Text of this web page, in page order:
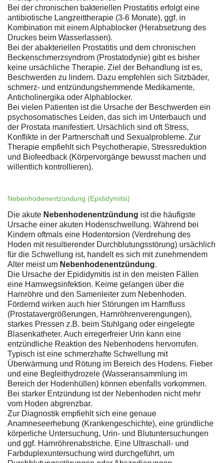
Bei der chronischen bakteriellen Prostatitis erfolgt eine
antibiotische Langzeittherapie (3-6 Monate), ggf. in
Kombination mit einem Alphablocker (Herabsetzung des
Druckes beim Wasserlassen).
Bei der abakteriellen Prostatitis und dem chronischen
Beckenschmerzsyndrom (Prostatodynie) gibt es bisher
keine ursächliche Therapie. Ziel der Behandlung ist es,
Beschwerden zu lindern. Dazu empfehlen sich Sitzbäder,
schmerz- und entzündungshemmende Medikamente,
Anticholinergika oder Alphablocker.
Bei vielen Patienten ist die Ursache der Beschwerden ein
psychosomatisches Leiden, das sich im Unterbauch und
der Prostata manifestiert. Ursächlich sind oft Stress,
Konflikte in der Partnerschaft und Sexualprobleme. Zur
Therapie empfiehlt sich Psychotherapie, Stressreduktion
und Biofeedback (Körpervorgänge bewusst machen und
willentlich kontrollieren).
Nebenhodenentzündung (Epididymitis)
Die akute Nebenhodenentzündung ist die häufigste
Ursache einer akuten Hodenschwellung. Während bei
Kindern oftmals eine Hodentorsion (Verdrehung des
Hoden mit resultierender Durchblutungsstörung) ursächlich
für die Schwellung ist, handelt es sich mit zunehmendem
Alter meist um Nebenhodenentzündung.
Die Ursache der Epididymitis ist in den meisten Fällen
eine Harnwegsinfektion. Keime gelangen über die
Harnröhre und den Samenleiter zum Nebenhoden.
Fördernd wirken auch hier Störungen im Harnfluss
(Prostatavergrößerungen, Harnröhrenverengungen),
starkes Pressen z.B. beim Stuhlgang oder eingelegte
Blasenkatheter. Auch erregerfreier Urin kann eine
entzündliche Reaktion des Nebenhodens hervorrufen.
Typisch ist eine schmerzhafte Schwellung mit
Überwärmung und Rötung im Bereich des Hodens. Fieber
und eine Begleithydrozele (Wasseransammlung im
Bereich der Hodenhüllen) können ebenfalls vorkommen.
Bei starker Entzündung ist der Nebenhoden nicht mehr
vom Hoden abgrenzbar.
Zur Diagnostik empfiehlt sich eine genaue
Anamneseerhebung (Krankengeschichte), eine gründliche
körperliche Untersuchung, Urin- und Blutuntersuchungen
und ggf. Harnröhrenabstriche. Eine Ultraschall- und
Farbduplexuntersuchung wird durchgeführt, um